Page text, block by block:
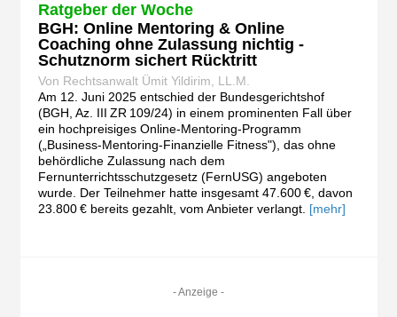
Ratgeber der Woche
BGH: Online Mentoring & Online
Coaching ohne Zulassung nichtig -
Schutznorm sichert Rücktritt
Von Rechtsanwalt Ümit Yildirim, LL.M.
Am 12. Juni 2025 entschied der Bundesgerichtshof
(BGH, Az. III ZR 109/24) in einem prominenten Fall über
ein hochpreisiges Online-Mentoring-Programm
(„Business-Mentoring‑Finanzielle Fitness"), das ohne
behördliche Zulassung nach dem
Fernunterrichtsschutzgesetz (FernUSG) angeboten
wurde. Der Teilnehmer hatte insgesamt 47.600 €, davon
23.800 € bereits gezahlt, vom Anbieter verlangt. [mehr]
- Anzeige -